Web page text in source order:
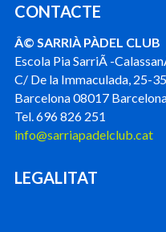
CONTACTE
Â© SARRIÀ PÀDEL CLUB
Escola Pia SarriÃ -
C/ De la Immaculada, 25-
Barcelona 08017
Tel. 696 826 251
info@sarriapadelclub.cat
LEGALITAT